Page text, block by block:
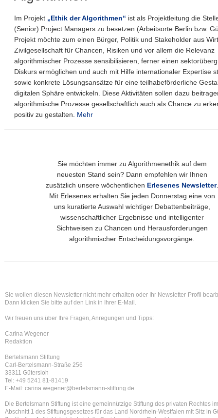
Im Projekt „Ethik der Algorithmen“ ist als Projektleitung die
(Senior) Project Managers zu besetzen (Arbeitsorte Berlin bzw.
Projekt möchte zum einen Bürger, Politik und Stakeholder aus
Zivilgesellschaft für Chancen, Risiken und vor allem die Relevanz
algorithmischer Prozesse sensibilisieren, ferner einen
Diskurs ermöglichen und auch mit Hilfe internationaler Expertise
sowie konkrete Lösungsansätze für eine teilhabeförderliche
digitalen Sphäre entwickeln. Diese Aktivitäten sollen dazu
algorithmische Prozesse gesellschaftlich auch als Chance zu
positiv zu gestalten. Mehr
Sie möchten immer zu Algorithmenethik auf dem
neuesten Stand sein? Dann empfehlen wir Ihnen
zusätzlich unsere wöchentlichen Erlesenes Newsletter.
Mit Erlesenes erhalten Sie jeden Donnerstag eine von
uns kuratierte Auswahl wichtiger Debattenbeiträge,
wissenschaftlicher Ergebnisse und intelligenter
Sichtweisen zu Chancen und Herausforderungen
algorithmischer Entscheidungsvorgänge.
Sie wollen diesen Newsletter nicht mehr erhalten oder Ihr Newsletter-Profil
Dann klicken Sie bitte auf den Link in Ihrer E-Mail.
Wir freuen uns über Ihre Fragen, Anregungen und Tipps:
Carina Wegener
Redaktion
Bertelsmann Stiftung
Carl-Bertelsmann-Straße 256
33311 Gütersloh
Tel: +49 5241 81-81419
E-Mail: carina.wegener@bertelsmann-stiftung.de
Die Bertelsmann Stiftung ist eine gemeinnützige Stiftung des privaten Rechtes
Abschnitt 1 des Stiftungsgesetzes für das Land Nordrhein-Westfalen mit Sitz in